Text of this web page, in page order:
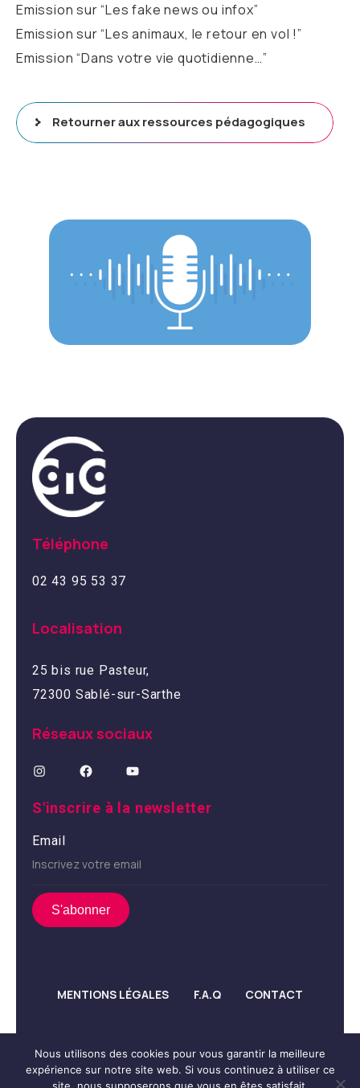
Emission sur “Les fake news ou infox”
Emission sur “Les animaux, le retour en vol !”
Emission “Dans votre vie quotidienne…”
Retourner aux ressources pédagogiques
Téléphone
02 43 95 53 37
Localisation
25 bis rue Pasteur,
72300 Sablé-sur-Sarthe
Réseaux sociaux
S'inscrire à la newsletter
Email
MENTIONS LÉGALES F.A.Q CONTACT
© Propulsé parRéulys
Nous utilisons des cookies pour vous garantir la meilleure
expérience sur notre site web. Si vous continuez à utiliser ce